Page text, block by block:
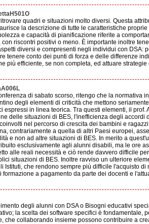
quadri e situazioni molto diversi. Questa
la descrizione di tutte le caratteristiche
e capacità di pianificazione riferite a
riscontri positivi o meno. È importante inoltre
diversi e compresenti negli individui con DSA:
tenere conto dei punti di forza e delle differenze
più efficiente, se non completa, ed attuare
di sabato scorso, ritengo che la normativa
degli elementi di criticità che mettono
in linea teorica. Tra questi elementi, il prof.
delle situazioni di BES, l'inefficienza degli accordi
nel percorso di crescita dei bambini e
contrariamente a quella di altri Paesi europei,
e non ad altre situazioni di BES. In merito a
esclusivamente agli alunni disabili, ma le ore
alle reali necessità e ciò rende davvero difficile
situazioni di BES. Inoltre ravviso un ulteriore
Istituti, che rendono sempre più difficile l'acquisto di
a pagamento da parte dei docenti e
degli alunni con DSA o Bisogni educativi
la scelta dei software specifici è fondamentale,
che collaborando insieme possono contribuire a